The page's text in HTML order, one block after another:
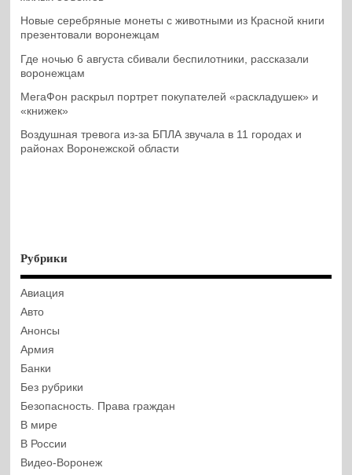
Новые серебряные монеты с животными из Красной книги
презентовали воронежцам
Где ночью 6 августа сбивали беспилотники, рассказали
воронежцам
МегаФон раскрыл портрет покупателей «раскладушек» и
«книжек»
Воздушная тревога из-за БПЛА звучала в 11 городах и
районах Воронежской области
Рубрики
Авиация
Авто
Анонсы
Армия
Банки
Без рубрики
Безопасность. Права граждан
В мире
В России
Видео-Воронеж